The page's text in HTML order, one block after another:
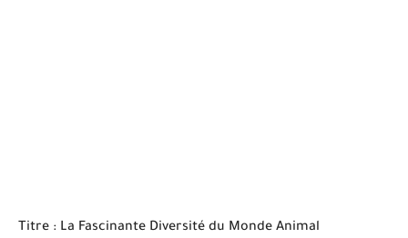
Titre : La Fascinante Diversité du Monde Animal